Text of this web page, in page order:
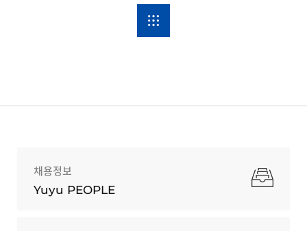
채용정보
Yuyu PEOPLE